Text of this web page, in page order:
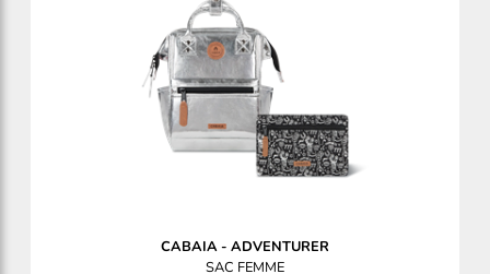
CABAIA- ADVENTURER
SAC FEMME